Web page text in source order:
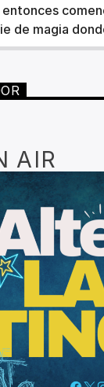
de magia
AIR